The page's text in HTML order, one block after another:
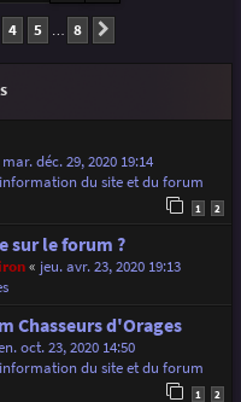
r
4 5 … 8
mar. déc. 29, 2020 19:14
du site et du forum
1 2
sur le forum ?
« jeu. avr. 23, 2020 19:13
Chasseurs d'Orages
oct. 23, 2020 14:50
du site et du forum
1 2